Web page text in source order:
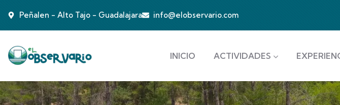
Peñalen - Alto Tajo - Guadalajara info@elobservario.com
INICIO ACTIVIDADES